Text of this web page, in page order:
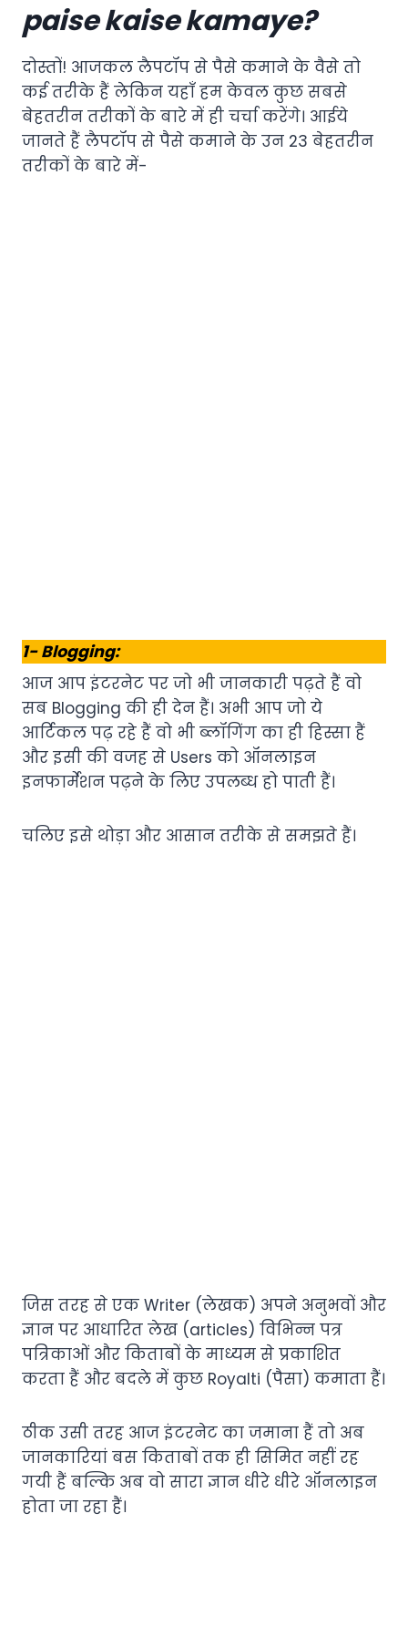
paise kaise kamaye?
दोस्तों! आजकल लैपटॉप से पैसे कमाने के वैसे तो
कई तरीके हैं लेकिन यहाँ हम केवल कुछ सबसे
बेहतरीन तरीकों के बारे में ही चर्चा करेंगे। आईये
जानते हैं लैपटॉप से पैसे कमाने के उन 23 बेहतरीन
तरीकों के बारे में-
1- Blogging:
आज आप इंटरनेट पर जो भी जानकारी पढ़ते हैं वो
सब Blogging की ही देन हैं। अभी आप जो ये
आर्टिकल पढ़ रहे हैं वो भी ब्लॉगिंग का ही हिस्सा हैं
और इसी की वजह से Users को ऑनलाइन
इनफार्मेशन पढ़ने के लिए उपलब्ध हो पाती हैं।
चलिए इसे थोड़ा और आसान तरीके से समझते हैं।
जिस तरह से एक Writer (लेखक) अपने अनुभवों और
ज्ञान पर आधारित लेख (articles) विभिन्न पत्र
पत्रिकाओं और किताबों के माध्यम से प्रकाशित
करता हैं और बदले में कुछ Royalti (पैसा) कमाता हैं।
ठीक उसी तरह आज इंटरनेट का जमाना हैं तो अब
जानकारियां बस किताबों तक ही सिमित नहीं रह
गयी हैं बल्कि अब वो सारा ज्ञान धीरे धीरे ऑनलाइन
होता जा रहा हैं।